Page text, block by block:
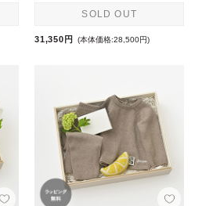
SOLD OUT
31,350円 (本体価格:28,500円)